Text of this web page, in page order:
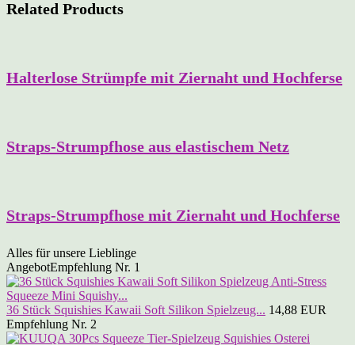
Related Products
Halterlose Strümpfe mit Ziernaht und Hochferse
Straps-Strumpfhose aus elastischem Netz
Straps-Strumpfhose mit Ziernaht und Hochferse
Alles für unsere Lieblinge
AngebotEmpfehlung Nr. 1
36 Stück Squishies Kawaii Soft Silikon Spielzeug... 14,88 EUR
Empfehlung Nr. 2